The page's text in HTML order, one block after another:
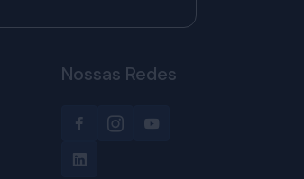
Nossas Redes